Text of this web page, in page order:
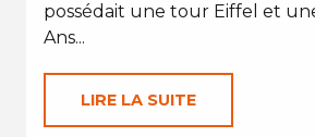
possédait une tour Eiffel et
Ans...
LIRE LA SUITE